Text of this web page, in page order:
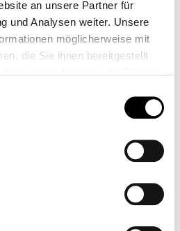
an unsere Partner für
und Analysen weiter. Unsere
möglicherweise mit
die Sie ihnen bereitgestellt